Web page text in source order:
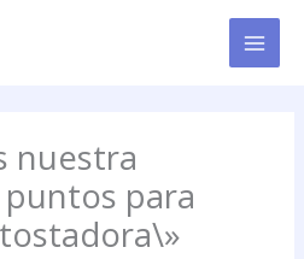
nuestra
para